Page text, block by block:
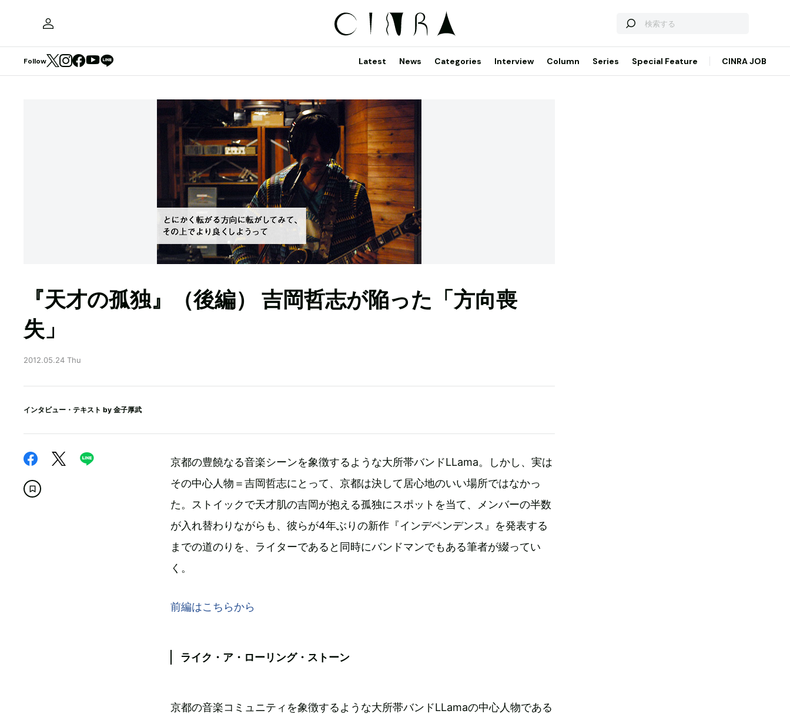
Follow Latest News Categories Interview Column Series Special Feature CINRA JOB
『天才の孤独』（後編） 吉岡哲志が陥った「方向喪
失」
2012.05.24 Thu
インタビュー・テキスト by 金子厚武
京都の豊饒なる音楽シーンを象徴するような大所帯バンドLLama。しかし、実は
その中心人物＝吉岡哲志にとって、京都は決して居心地のいい場所ではなかっ
た。ストイックで天才肌の吉岡が抱える孤独にスポットを当て、メンバーの半数
が入れ替わりながらも、彼らが4年ぶりの新作『インデペンデンス』を発表する
までの道のりを、ライターであると同時にバンドマンでもある筆者が綴ってい
く。
前編はこちらから
ライク・ア・ローリング・ストーン
京都の音楽コミュニティを象徴するような大所帯バンドLLamaの中心人物である